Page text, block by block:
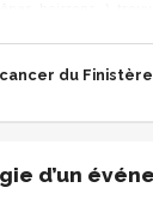
et proposer
recherche : un·e
avec les
du Finistère
d’un